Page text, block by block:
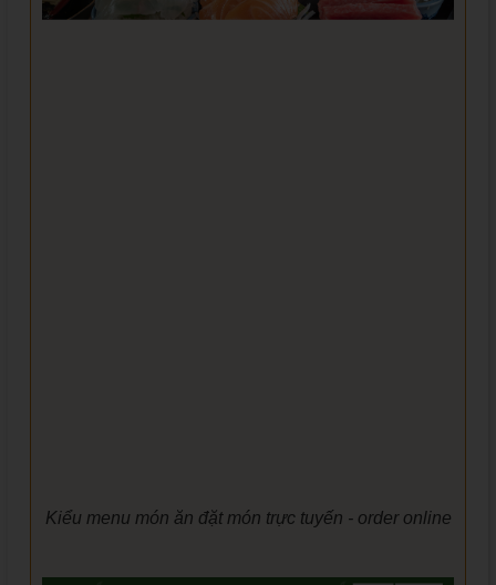
Kiểu menu món ăn đặt món trực tuyến - order online